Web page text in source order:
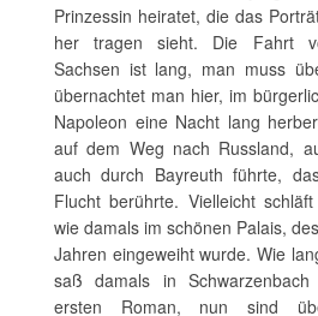
Prinzessin heiratet, die das
her tragen sieht. Die Fahrt
Sachsen ist lang, man muss
übernachtet man hier, im
Napoleon eine Nacht lang
auf dem Weg nach Russland,
auch durch Bayreuth führte,
Flucht berührte. Vielleicht
wie damals im schönen Palais,
Jahren eingeweiht wurde. Wie
saß damals in
ersten Roman, nun sind